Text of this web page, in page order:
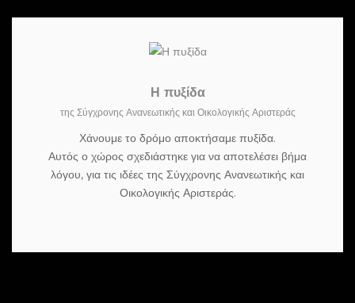
Η πυξίδα
της Σύγχρονης Ανανεωτικής και Οικολογικής Αριστεράς
Χάνουμε το δρόμο αποκτήσαμε πυξίδα.
Αυτός ο χώρος σχεδιάστηκε για να αποτελέσει βήμα
λόγου, για τις ιδέες της Σύγχρονης Ανανεωτικής και
Οικολογικής Αριστεράς.